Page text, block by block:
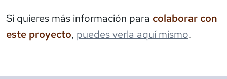
Si quieres más información para colaborar con
este proyecto, puedes verla aquí mismo.